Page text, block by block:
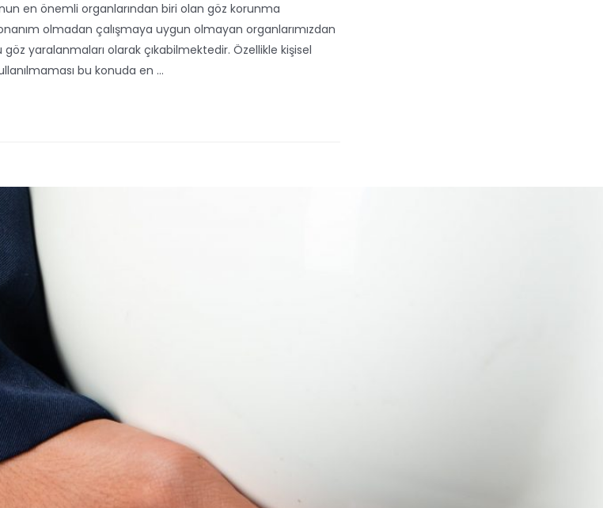
en önemli organlarından biri olan göz korunma
olmadan çalışmaya uygun olmayan organlarımızdan
göz yaralanmaları olarak çıkabilmektedir. Özellikle kişisel
bu konuda en …